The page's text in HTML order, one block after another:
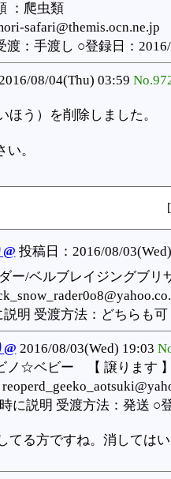
：爬虫類
mori-
：手渡し ○登録日：
2016/08/04(Thu) 03:59
う）を削除しました。
。
[
投稿日：2016/08/
ー/ベルブレイジングブ
明 受渡方法：どちらも可
@ 2016/08/03(Wed) 19:03
ノ☆ベビー 【 譲ります
：
説明 受渡方法：発送 ○
る方ですね。消してはい